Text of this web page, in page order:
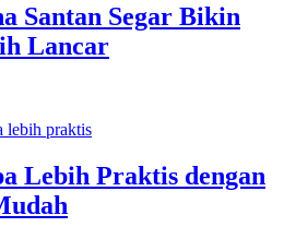
Santan Segar Bikin
Lancar
Lebih Praktis dengan